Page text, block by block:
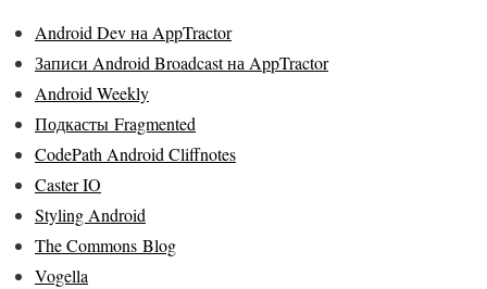
Android Dev на AppTractor
Записи Android Broadcast на AppTractor
Android Weekly
Подкасты Fragmented
CodePath Android Cliffnotes
Caster IO
Styling Android
The Commons Blog
Vogella